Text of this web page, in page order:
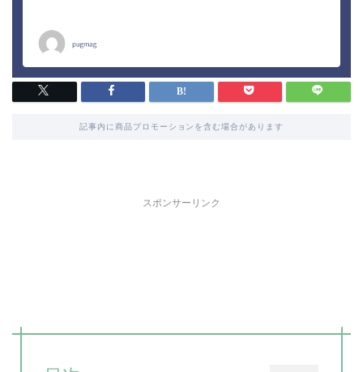
記事内に商品プロモーションを含む場合があります
スポンサーリンク